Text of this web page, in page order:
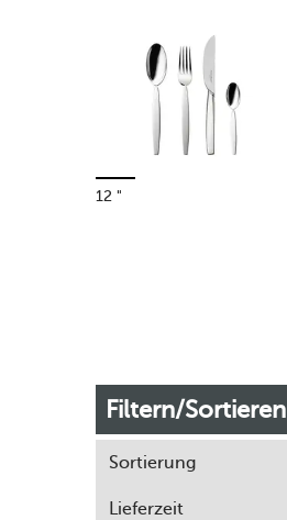
12 "
Filtern/Sortieren
Sortierung
Lieferzeit